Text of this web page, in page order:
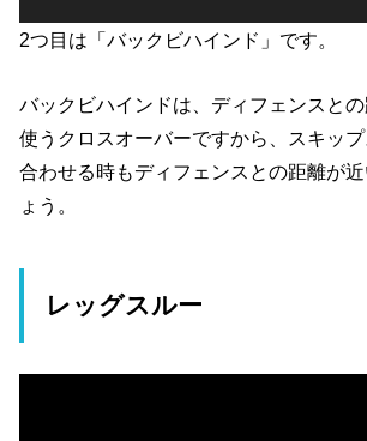
2つ目は「バックビハインド」です。
バックビハインドは、ディフェンスと
使うクロスオーバーですから、スキッ
合わせる時もディフェンスとの距離が
ょう。
レッグスルー